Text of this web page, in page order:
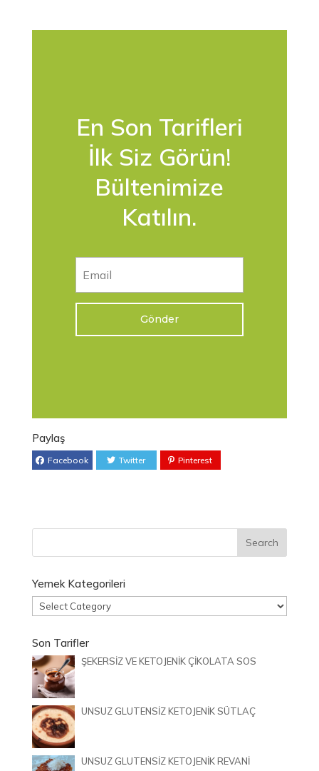
En Son Tarifleri
İlk Siz Görün!
Bültenimize
Katılın.
Gönder
Paylaş
Facebook Twitter Pinterest
Yemek Kategorileri
Yemek
Kategorileri
Son Tarifler
ŞEKERSİZ VE KETOJENİK ÇİKOLATA SOS
UNSUZ GLUTENSİZ KETOJENİK SÜTLAÇ
UNSUZ GLUTENSİZ KETOJENİK REVANİ